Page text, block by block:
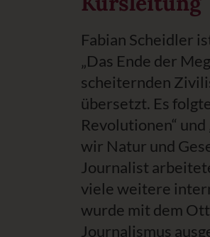
Fabian Scheidler
„Das Ende der
scheiternden
übersetzt. Es
Revolutionen“
wir Natur und
Journalist
viele weitere
wurde mit dem
Journalismus